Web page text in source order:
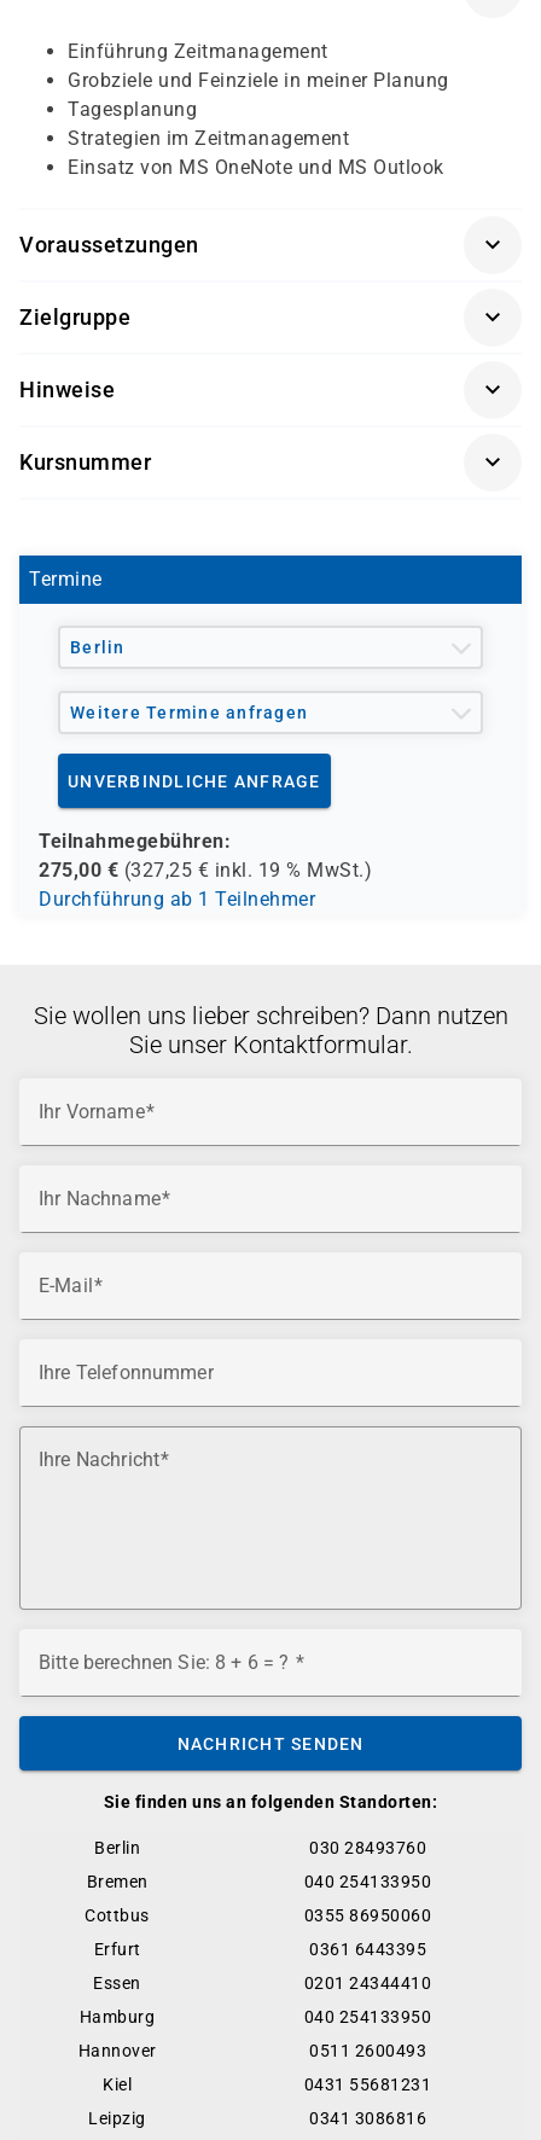
Einführung Zeitmanagement
Grobziele und Feinziele in meiner Planung
Tagesplanung
Strategien im Zeitmanagement
Einsatz von MS OneNote und MS Outlook
Voraussetzungen
Vorkenntnisse mitbringen:
Zielgruppe
Assistenz und Verwaltung.
Hinweise
Kursnummer
Termine
Berlin
Weitere Termine anfragen
UNVERBINDLICHE ANFRAGE
Teilnahmegebühren:
275,00 € (327,25 € inkl. 19 % MwSt.)
Durchführung ab 1 Teilnehmer
Sie finden uns an folgenden Standorten:
Berlin
030 28493760
Bremen
040 254133950
Cottbus
0355 86950060
Erfurt
0361 6443395
Essen
0201 24344410
Hamburg
040 254133950
Hannover
0511 2600493
Kiel
0431 55681231
Leipzig
0341 3086816
Sie wollen uns lieber schreiben? Dann nutzen
Sie unser Kontaktformular.
Ihr Vorname
Ihr Nachname
E-Mail
Ihre Telefonnummer
Ihre Nachricht
Bitte berechnen Sie: 8 + 6 = ?
NACHRICHT SENDEN